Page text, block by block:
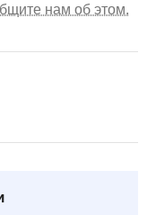
нам об этом.